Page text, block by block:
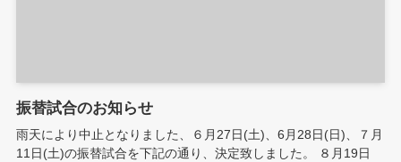
振替試合のお知らせ
雨天により中止となりました、６月27日(土)、6月28日(日)、７月
11日(土)の振替試合を下記の通り、決定致しました。 ８月19日